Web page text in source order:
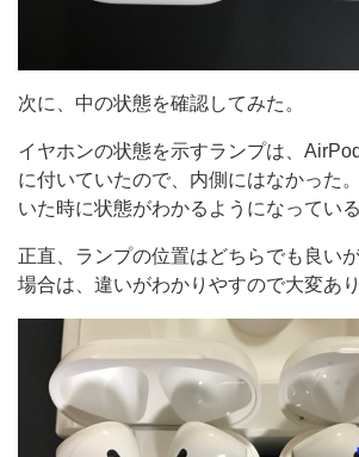
次に、中の状態を確認してみた。
イヤホンの状態を示すランプは、
に付いていたので、内側にはなかった
いた時に状態がわかるようになっている
正直、ランプの位置はどちらでも良い
場合は、違いがわかりやすので大変あり